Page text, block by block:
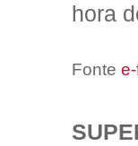
hora
Fonte